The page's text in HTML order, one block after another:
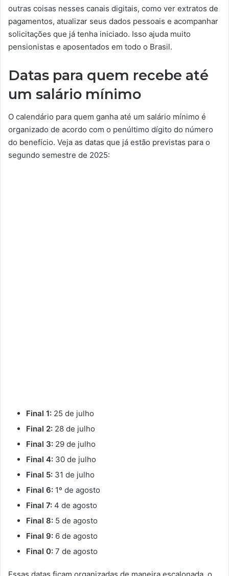
outras coisas nesses canais digitais, como ver extratos de
pagamentos, atualizar seus dados pessoais e acompanhar
solicitações que já tenha iniciado. Isso ajuda muito
pensionistas e aposentados em todo o Brasil.
Datas para quem recebe até
um salário mínimo
O calendário para quem ganha até um salário mínimo é
organizado de acordo com o penúltimo dígito do número
do benefício. Veja as datas que já estão previstas para o
segundo semestre de 2025:
Final 1: 25 de julho
Final 2: 28 de julho
Final 3: 29 de julho
Final 4: 30 de julho
Final 5: 31 de julho
Final 6: 1º de agosto
Final 7: 4 de agosto
Final 8: 5 de agosto
Final 9: 6 de agosto
Final 0: 7 de agosto